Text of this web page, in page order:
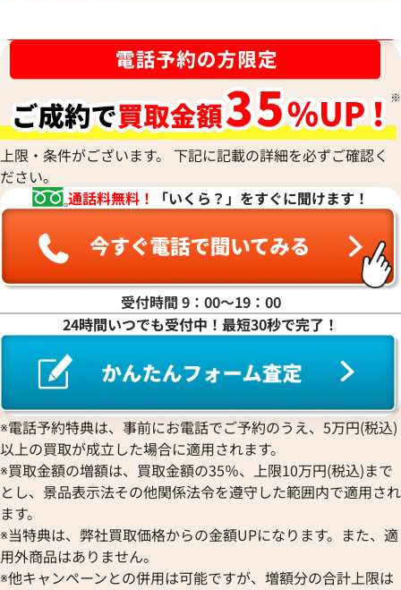
上限・条件がございます。 下記に記載の詳細を必ずご確認く
ださい。
通話料無料！
「いくら？」をすぐに聞けます！
受付時間 9：00〜19：00
24時間いつでも受付中！最短30秒で完了！
※電話予約特典は、事前にお電話でご予約のうえ、5万円(税込)
以上の買取が成立した場合に適用されます。
※買取金額の増額は、買取金額の35％、上限10万円(税込)まで
とし、景品表示法その他関係法令を遵守した範囲内で適用され
ます。
※当特典は、弊社買取価格からの金額UPになります。また、適
用外商品はありません。
※他キャンペーンとの併用は可能ですが、増額分の合計上限は